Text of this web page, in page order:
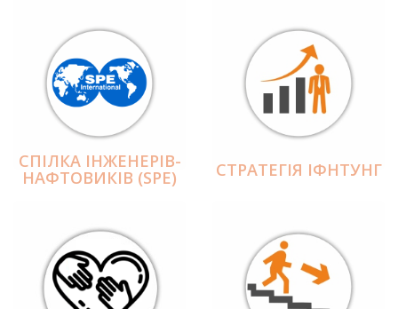
СПІЛКА ІНЖЕНЕРІВ-
НАФТОВИКІВ (SPE) СТРАТЕГІЯ ІФНТУНГ